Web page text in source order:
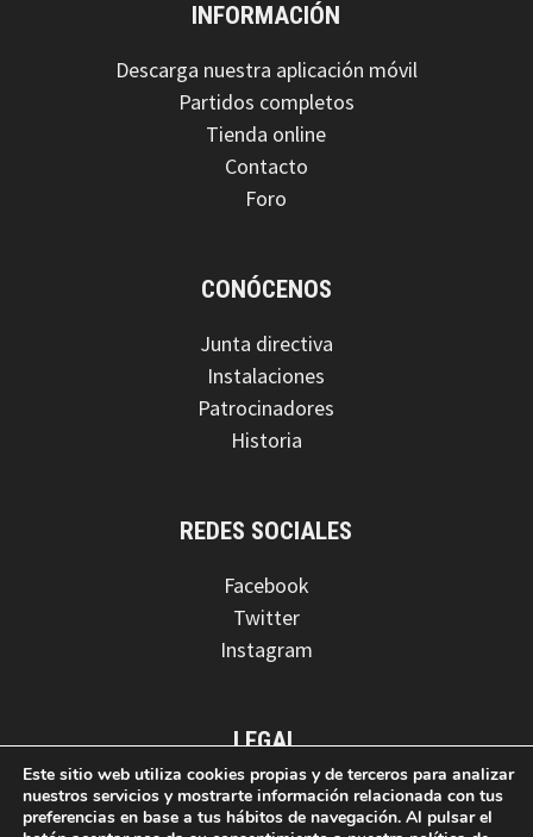
INFORMACIÓN
Descarga nuestra aplicación móvil
Partidos completos
Tienda online
Contacto
Foro
CONÓCENOS
Junta directiva
Instalaciones
Patrocinadores
Historia
REDES SOCIALES
Facebook
Twitter
Instagram
LEGAL
Aviso legal
Política de privacidad
Este sitio web utiliza cookies propias y de terceros para analizar
nuestros servicios y mostrarte información relacionada con tus
preferencias en base a tus hábitos de navegación. Al pulsar el